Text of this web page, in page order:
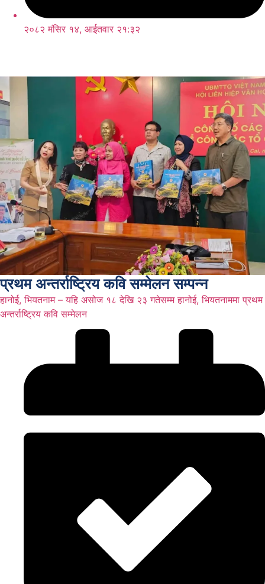
२०८२ मंसिर १४, आईतवार २१:३२
प्रथम अन्तर्राष्ट्रिय कवि सम्मेलन सम्पन्न
हानोई, भियतनाम – यहि असोज १८ देखि २३ गतेसम्म हानोई, भियतनाममा प्रथम
अन्तर्राष्ट्रिय कवि सम्मेलन